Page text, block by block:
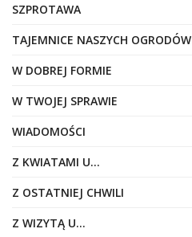
SZPROTAWA
TAJEMNICE NASZYCH OGRODÓW
W DOBREJ FORMIE
W TWOJEJ SPRAWIE
WIADOMOŚCI
Z KWIATAMI U…
Z OSTATNIEJ CHWILI
Z WIZYTĄ U…